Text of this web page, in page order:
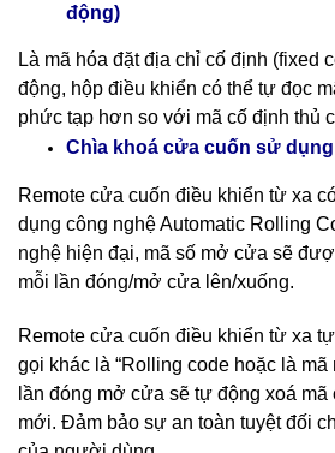
động)
Là mã hóa đặt địa chỉ cố định (fixed
động, hộp điều khiển có thể tự đọc
phức tạp hơn so với mã cố định thủ
Chìa khoá cửa cuốn sử
Remote cửa cuốn điều khiển từ xa
dụng công nghệ Automatic Rolling
nghệ hiện đại, mã số mở cửa sẽ
mỗi lần đóng/mở cửa lên/xuống.
Remote cửa cuốn điều khiển từ xa
gọi khác là “Rolling code hoặc là mã
lần đóng mở cửa sẽ tự động xoá mã
mới. Đảm bảo sự an toàn tuyệt đối